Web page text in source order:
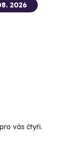
2026
vás čtyři.